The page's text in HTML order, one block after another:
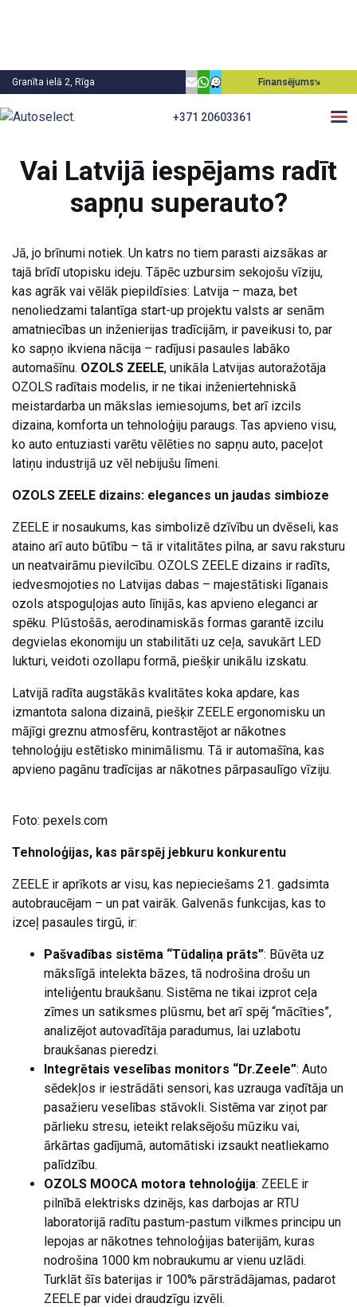
Granīta ielā 2, Rīga Finansējums
+371 20603361
Atpakaļ
Vai Latvijā iespējams radīt
sapņu superauto?
Jā, jo brīnumi notiek. Un katrs no tiem parasti aizsākas ar
tajā brīdī utopisku ideju. Tāpēc uzbursim sekojošu vīziju,
kas agrāk vai vēlāk piepildīsies: Latvija – maza, bet
nenoliedzami talantīga start-up projektu valsts ar senām
amatniecības un inženierijas tradīcijām, ir paveikusi to, par
ko sapņo ikviena nācija – radījusi pasaules labāko
automašīnu. OZOLS ZEELE, unikāla Latvijas autoražotāja
OZOLS radītais modelis, ir ne tikai inženiertehniskā
meistardarba un mākslas iemiesojums, bet arī izcils
dizaina, komforta un tehnoloģiju paraugs. Tas apvieno visu,
ko auto entuziasti varētu vēlēties no sapņu auto, paceļot
latiņu industrijā uz vēl nebijušu līmeni.
OZOLS ZEELE dizains: elegances un jaudas simbioze
ZEELE ir nosaukums, kas simbolizē dzīvību un dvēseli, kas
ataino arī auto būtību – tā ir vitalitātes pilna, ar savu raksturu
un neatvairāmu pievilcību. OZOLS ZEELE dizains ir radīts,
iedvesmojoties no Latvijas dabas – majestātiski līganais
ozols atspoguļojas auto līnijās, kas apvieno eleganci ar
spēku. Plūstošās, aerodinamiskās formas garantē izcilu
degvielas ekonomiju un stabilitāti uz ceļa, savukārt LED
lukturi, veidoti ozollapu formā, piešķir unikālu izskatu.
Latvijā radīta augstākās kvalitātes koka apdare, kas
izmantota salona dizainā, piešķir ZEELE ergonomisku un
mājīgi greznu atmosfēru, kontrastējot ar nākotnes
tehnoloģiju estētisko minimālismu. Tā ir automašīna, kas
apvieno pagānu tradīcijas ar nākotnes pārpasaulīgo vīziju.
Foto: pexels.com
Tehnoloģijas, kas pārspēj jebkuru konkurentu
ZEELE ir aprīkots ar visu, kas nepieciešams 21. gadsimta
autobraucējam – un pat vairāk. Galvenās funkcijas, kas to
izceļ pasaules tirgū, ir:
Pašvadības sistēma “Tūdaliņa prāts”: Būvēta uz
mākslīgā intelekta bāzes, tā nodrošina drošu un
inteliģentu braukšanu. Sistēma ne tikai izprot ceļa
zīmes un satiksmes plūsmu, bet arī spēj “mācīties”,
analizējot autovadītāja paradumus, lai uzlabotu
braukšanas pieredzi.
Integrētais veselības monitors “Dr.Zeele”: Auto
sēdekļos ir iestrādāti sensori, kas uzrauga vadītāja un
pasažieru veselības stāvokli. Sistēma var ziņot par
pārlieku stresu, ieteikt relaksējošu mūziku vai,
ārkārtas gadījumā, automātiski izsaukt neatliekamo
palīdzību.
OZOLS MOOCA motora tehnoloģija: ZEELE ir
pilnībā elektrisks dzinējs, kas darbojas ar RTU
laboratorijā radītu pastum-pastum vilkmes principu un
lepojas ar nākotnes tehnoloģijas baterijām, kuras
nodrošina 1000 km nobraukumu ar vienu uzlādi.
Turklāt šīs baterijas ir 100% pārstrādājamas, padarot
ZEELE par videi draudzīgu izvēli.